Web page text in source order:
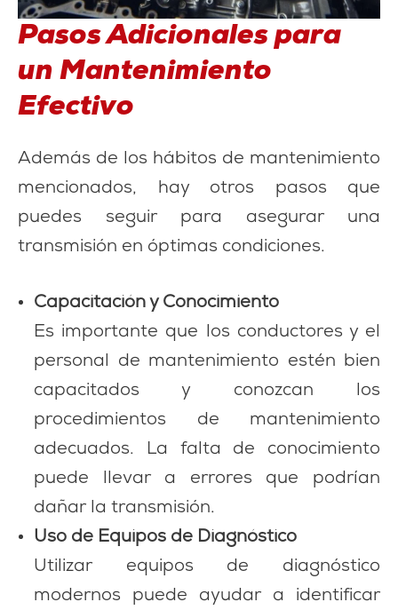
Pasos Adicionales para
un Mantenimiento
Efectivo
Además de los hábitos de mantenimiento
mencionados, hay otros pasos que
puedes seguir para asegurar una
transmisión en óptimas condiciones.
Capacitación y Conocimiento
Es importante que los conductores y el
personal de mantenimiento estén bien
capacitados y conozcan los
procedimientos de mantenimiento
adecuados. La falta de conocimiento
puede llevar a errores que podrían
dañar la transmisión.
Uso de Equipos de Diagnóstico
Utilizar equipos de diagnóstico
modernos puede ayudar a identificar